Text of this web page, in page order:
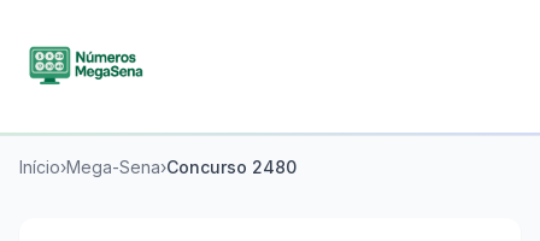
Início›Mega-Sena›Concurso 2480